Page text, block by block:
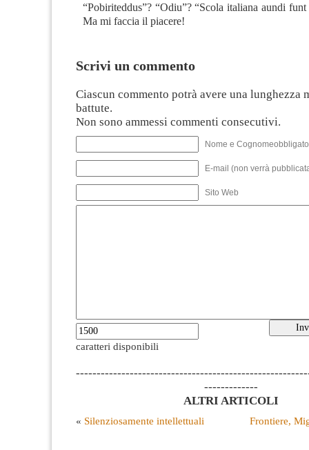
“Pobiriteddus”? “Odiu”? “Scola italiana aundi funt
Ma mi faccia il piacere!
Scrivi un commento
Ciascun commento potrà avere una lunghezza
battute.
Non sono ammessi commenti consecutivi.
Nome e
E-mail (non verrà
Sito Web
caratteri disponibili
-------------
ALTRI ARTICOLI
« Silenziosamente intellettuali Frontiere,